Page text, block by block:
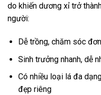
do khiến dương xỉ trở
người:
Dễ trồng, chăm sóc
Sinh trưởng nhanh, dễ
Có nhiều loại lá đa
đẹp riêng